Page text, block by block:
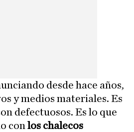
desde hace años,
y medios materiales. Es
defectuosos. Es lo que
con los chalecos